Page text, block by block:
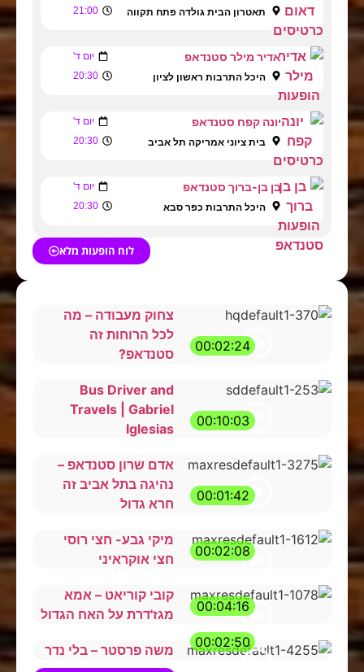
תאטרון הבית גולדה פתח תקווה 21:00
אדיר מילר סטנדאפ יום ד'
היכל התרבות ראשון לציון 20:30
יונה קפח סטנדאפ יום ד'
בית ציוני אמריקה תל אביב 20:30
בן בן-ברוך סטנדאפ יום ד'
היכל התרבות כפר סבא 20:30
לוח הופעות מלא
00:02:24
צחוק מעבודה – מה
לכל הרוחות זה
סטנדאפ?
00:10:03
Bus Driver and
Travels | Gabriel
Iglesias
00:01:42
אדם שרון סטנדאפ –
נהיגה בתל אביב זה
חרא גדול
00:02:08
מיקי גבע- חצי רוסי
חצי אוקראיני
00:04:16
קובי קוריאט – אמא
מגז'דרת על האח הגדול
00:02:50
משה פרסטר – בלי נדר